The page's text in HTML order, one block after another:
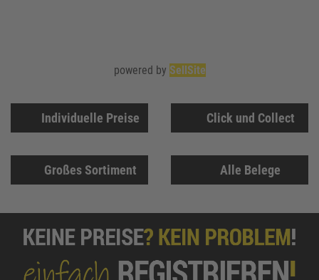
Individuelle Preise Click und Collect
Großes Sortiment Alle Belege
powered by SellSite